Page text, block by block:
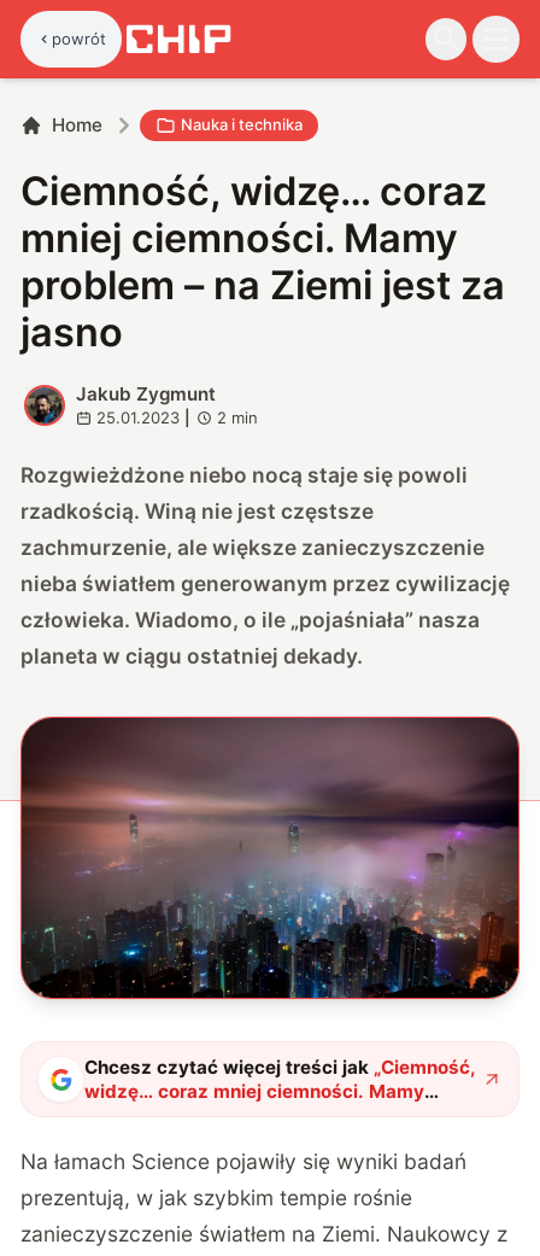
powrót
Home Nauka i technika
Ciemność, widzę… coraz
mniej ciemności. Mamy
problem – na Ziemi jest za
jasno
J
Jakub Zygmunt
25.01.2023 2 min
Rozgwieżdżone niebo nocą staje się powoli
rzadkością. Winą nie jest częstsze
zachmurzenie, ale większe zanieczyszczenie
nieba światłem generowanym przez cywilizację
człowieka. Wiadomo, o ile „pojaśniała” nasza
planeta w ciągu ostatniej dekady.
Chcesz czytać więcej treści jak „Ciemność,
widzę… coraz mniej ciemności. Mamy
problem – na Ziemi jest za jasno"?
Na łamach Science pojawiły się wyniki badań
prezentują, w jak szybkim tempie rośnie
zanieczyszczenie światłem na Ziemi. Naukowcy z